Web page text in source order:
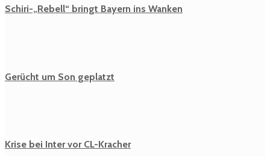
Schiri-„Rebell“ bringt Bayern ins Wanken
Gerücht um Son geplatzt
Krise bei Inter vor CL-Kracher